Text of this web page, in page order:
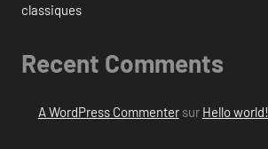
classiques
Recent Comments
A WordPress Commentersur Hello world!